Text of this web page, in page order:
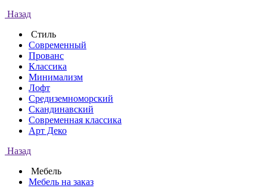
Назад
Стиль
Современный
Прованс
Классика
Минимализм
Лофт
Средиземноморский
Скандинавский
Современная классика
Арт Деко
Назад
Мебель
Мебель на заказ